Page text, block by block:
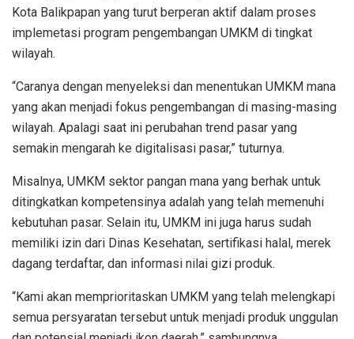
Kota Balikpapan yang turut berperan aktif dalam proses
implemetasi program pengembangan UMKM di tingkat
wilayah.
“Caranya dengan menyeleksi dan menentukan UMKM mana
yang akan menjadi fokus pengembangan di masing-masing
wilayah. Apalagi saat ini perubahan trend pasar yang
semakin mengarah ke digitalisasi pasar,” tuturnya.
Misalnya, UMKM sektor pangan mana yang berhak untuk
ditingkatkan kompetensinya adalah yang telah memenuhi
kebutuhan pasar. Selain itu, UMKM ini juga harus sudah
memiliki izin dari Dinas Kesehatan, sertifikasi halal, merek
dagang terdaftar, dan informasi nilai gizi produk.
“Kami akan memprioritaskan UMKM yang telah melengkapi
semua persyaratan tersebut untuk menjadi produk unggulan